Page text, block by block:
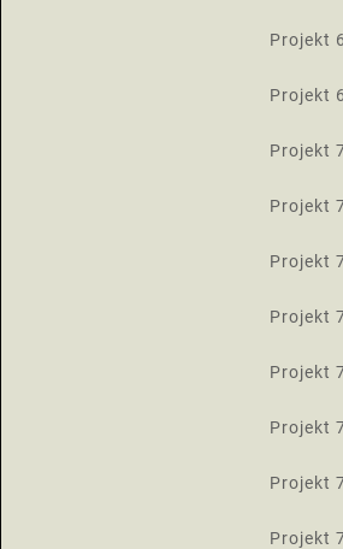
Projekt
Projekt
Projekt
Projekt
Projekt
Projekt
Projekt
Projekt
Projekt
Projekt